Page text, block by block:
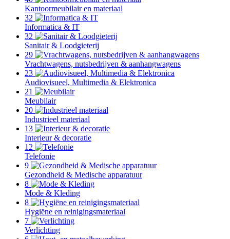
Kantoormeubilair en materiaal
32
Informatica & IT
32
Sanitair & Loodgieterij
29
Vrachtwagens, nutsbedrijven & aanhangwagens
23
Audiovisueel, Multimedia & Elektronica
21
Meubilair
20
Industrieel materiaal
13
Interieur & decoratie
12
Telefonie
9
Gezondheid & Medische apparatuur
8
Mode & Kleding
8
Hygiëne en reinigingsmateriaal
7
Verlichting